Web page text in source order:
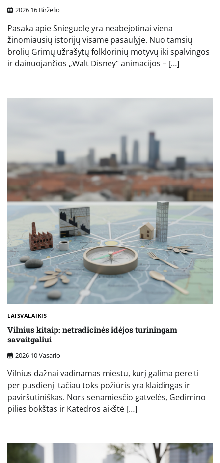
2026 16 Birželio
Pasaka apie Snieguolę yra neabejotinai viena
žinomiausių istorijų visame pasaulyje. Nuo tamsių
brolių Grimų užrašytų folklorinių motyvų iki spalvingos
ir dainuojančios „Walt Disney“ animacijos – […]
LAISVALAIKIS
Vilnius kitaip: netradicinės idėjos turiningam
savaitgaliui
2026 10 Vasario
Vilnius dažnai vadinamas miestu, kurį galima pereiti
per pusdienį, tačiau toks požiūris yra klaidingas ir
paviršutiniškas. Nors senamiesčio gatvelės, Gedimino
pilies bokštas ir Katedros aikštė […]